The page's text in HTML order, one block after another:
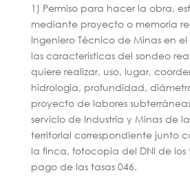
1) Permiso para hacer la obra,
mediante proyecto o memoria
Ingeniero Técnico de Minas en
las características del sondeo
quiere realizar, uso, lugar,
hidrologia, profundidad,
proyecto de labores
servicio de Industria y Minas de
territorial correspondiente junto
la finca, fotocopia del DNI de los
pago de las tasas 046.